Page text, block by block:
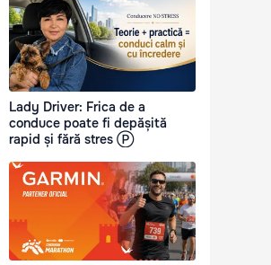
Lady Driver: Frica de a
conduce poate fi depășită
rapid și fără stres Ⓟ